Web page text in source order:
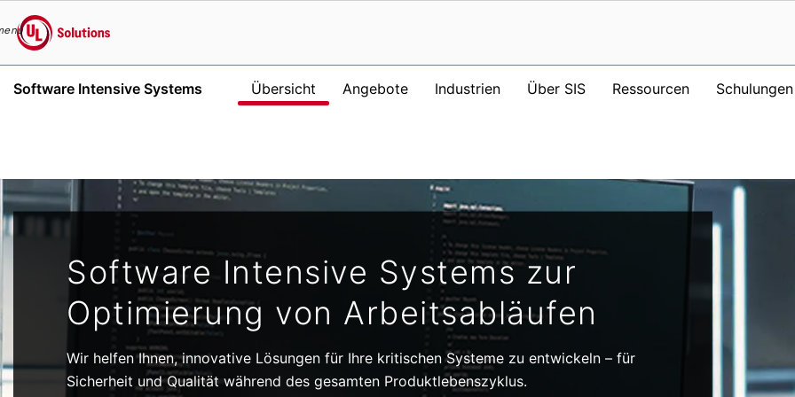
UL Solutions
Software Intensive Systems Übersicht Angebote Industrien Über SIS Ressourcen Schulungen
Software Intensive Systems zur
Optimierung von Arbeitsabläufen
Wir helfen Ihnen, innovative Lösungen für Ihre kritischen Systeme zu entwickeln – für
Sicherheit und Qualität während des gesamten Produktlebenszyklus.